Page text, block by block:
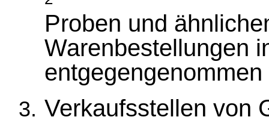
Proben und
Warenbestellungen
Verkaufsstellen von